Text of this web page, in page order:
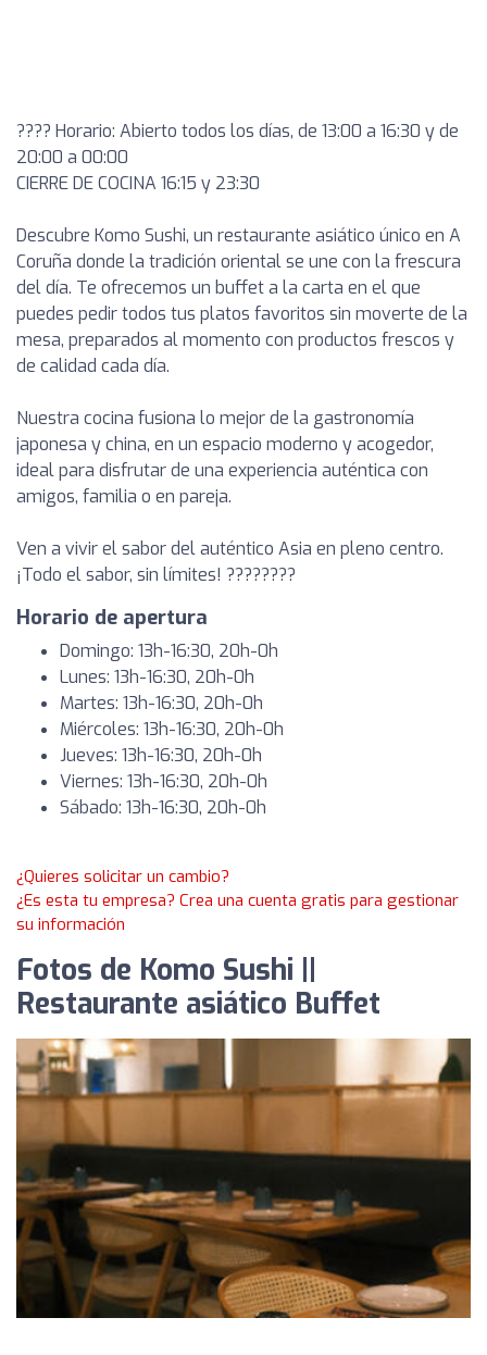
???? Horario: Abierto todos los días, de 13:00 a 16:30 y de
20:00 a 00:00
CIERRE DE COCINA 16:15 y 23:30
Descubre Komo Sushi, un restaurante asiático único en A
Coruña donde la tradición oriental se une con la frescura
del día. Te ofrecemos un buffet a la carta en el que
puedes pedir todos tus platos favoritos sin moverte de la
mesa, preparados al momento con productos frescos y
de calidad cada día.
Nuestra cocina fusiona lo mejor de la gastronomía
japonesa y china, en un espacio moderno y acogedor,
ideal para disfrutar de una experiencia auténtica con
amigos, familia o en pareja.
Ven a vivir el sabor del auténtico Asia en pleno centro.
¡Todo el sabor, sin límites! ????????
Horario de apertura
Domingo: 13h-16:30, 20h-0h
Lunes: 13h-16:30, 20h-0h
Martes: 13h-16:30, 20h-0h
Miércoles: 13h-16:30, 20h-0h
Jueves: 13h-16:30, 20h-0h
Viernes: 13h-16:30, 20h-0h
Sábado: 13h-16:30, 20h-0h
¿Quieres solicitar un cambio?
¿Es esta tu empresa? Crea una cuenta gratis para gestionar
su información
Fotos de Komo Sushi ||
Restaurante asiático Buffet